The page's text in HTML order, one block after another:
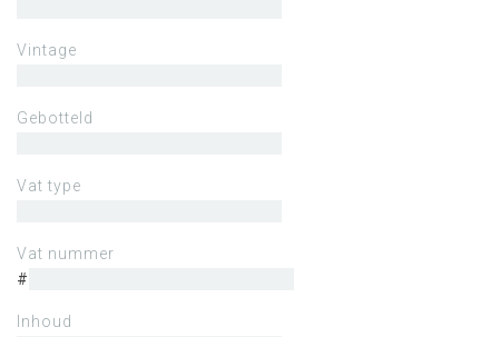
Vintage
Gebotteld
Vat type
Vat nummer
#
Inhoud